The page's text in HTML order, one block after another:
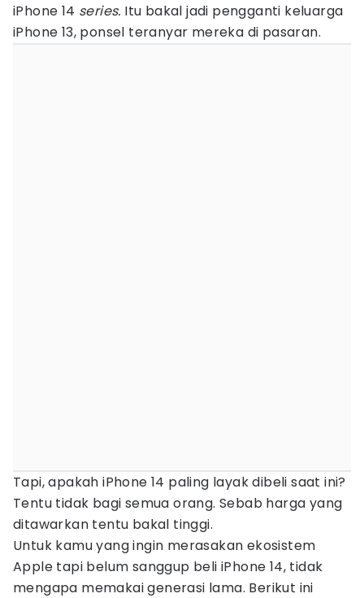
iPhone 14 series. Itu bakal jadi pengganti keluarga
iPhone 13, ponsel teranyar mereka di pasaran.
Tapi, apakah iPhone 14 paling layak dibeli saat ini?
Tentu tidak bagi semua orang. Sebab harga yang
ditawarkan tentu bakal tinggi.
Untuk kamu yang ingin merasakan ekosistem
Apple tapi belum sanggup beli iPhone 14, tidak
mengapa memakai generasi lama. Berikut ini